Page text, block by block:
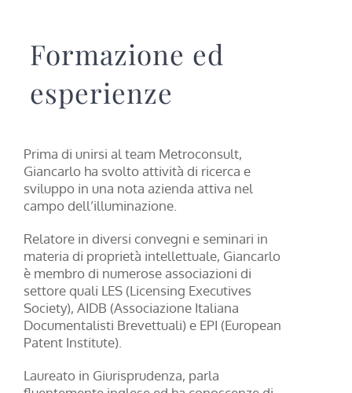
Formazione ed
esperienze
Prima di unirsi al team Metroconsult,
Giancarlo ha svolto attività di ricerca e
sviluppo in una nota azienda attiva nel
campo dell’illuminazione.
Relatore in diversi convegni e seminari in
materia di proprietà intellettuale, Giancarlo
è membro di numerose associazioni di
settore quali LES (Licensing Executives
Society), AIDB (Associazione Italiana
Documentalisti Brevettuali) e EPI (European
Patent Institute).
Laureato in Giurisprudenza, parla